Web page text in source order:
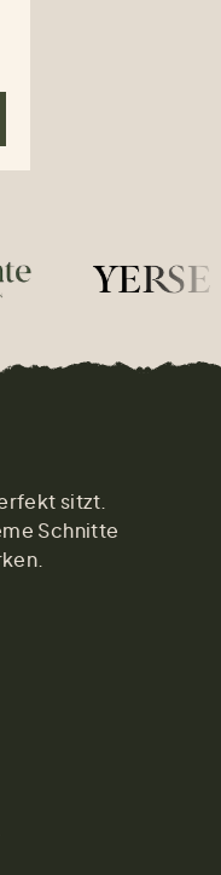
sitzt.
Schnitte